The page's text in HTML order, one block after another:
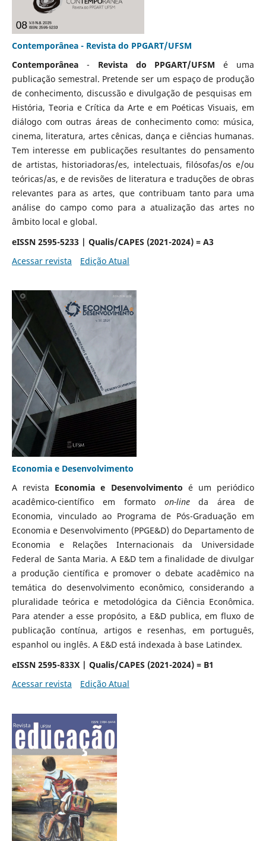
Contemporânea - Revista do PPGART/UFSM
Contemporânea- Revista do PPGART/UFSM é uma
publicação semestral. Pretende ser um espaço de produção
de conhecimento, discussão e divulgação de pesquisas em
História, Teoria e Crítica da Arte e em Poéticas Visuais, em
diálogo com outras áreas de conhecimento como: música,
cinema, literatura, artes cênicas, dança e ciências humanas.
Tem interesse em publicações resultantes do pensamento
de artistas, historiadoras/es, intelectuais, filósofas/os e/ou
teóricas/as, e de revisões de literatura e traduções de obras
relevantes para as artes, que contribuam tanto para uma
análise do campo como para a atualização das artes no
âmbito local e global.
eISSN 2595-5233 | Qualis/CAPES (2021-2024) = A3
Acessar revista
Edição Atual
Economia e Desenvolvimento
A revista Economia e Desenvolvimento é um periódico
acadêmico-científico em formato on-lineda área de
Economia, vinculado ao Programa de Pós-Graduação em
Economia e Desenvolvimento (PPGE&D) do Departamento de
Economia e Relações Internacionais da Universidade
Federal de Santa Maria. A E&D tem a finalidade de divulgar
a produção científica e promover o debate acadêmico na
temática do desenvolvimento econômico, considerando a
pluralidade teórica e metodológica da Ciência Econômica.
Para atender a esse propósito, a E&D publica, em fluxo de
publicação contínua, artigos e resenhas, em português,
espanhol ou inglês. A E&D está indexada à base Latindex.
eISSN 2595-833X | Qualis/CAPES (2021-2024) = B1
Acessar revista
Edição Atual